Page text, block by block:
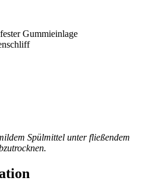
Gummieinlage
Spülmittel unter fließendem